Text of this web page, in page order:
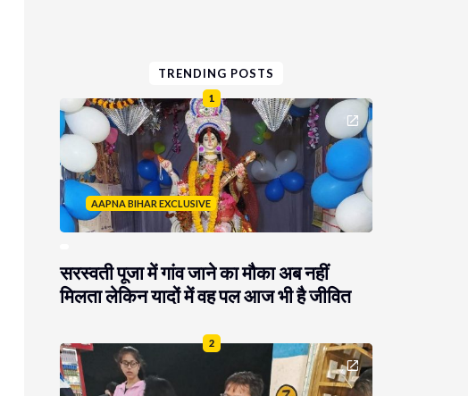
TRENDING POSTS
1
AAPNA BIHAR EXCLUSIVE
सरस्वती पूजा में गांव जाने का मौका अब नहीं
मिलता लेकिन यादों में वह पल आज भी है जीवित
2